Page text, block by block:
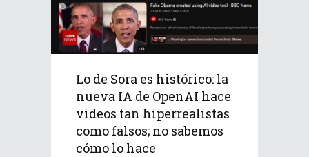
Lo de Sora es histórico: la
nueva IA de OpenAI hace
videos tan hiperrealistas
como falsos; no sabemos
cómo lo hace